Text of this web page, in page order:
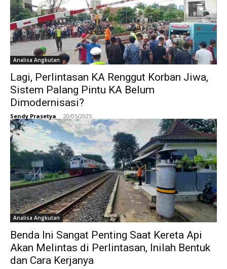
Analisa Angkutan
Lagi, Perlintasan KA Renggut Korban Jiwa,
Sistem Palang Pintu KA Belum
Dimodernisasi?
Sendy Prasetya - 20/05/2025
Analisa Angkutan
Benda Ini Sangat Penting Saat Kereta Api
Akan Melintas di Perlintasan, Inilah Bentuk
dan Cara Kerjanya